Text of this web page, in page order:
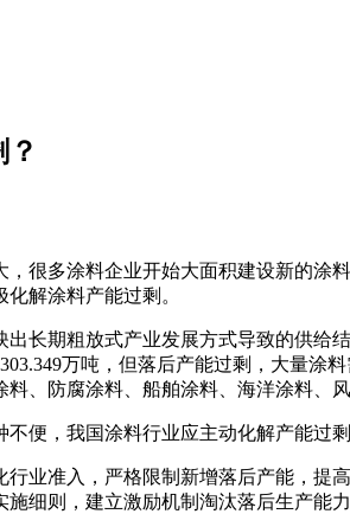
很多涂料企业开始大面积建设新的
解涂料产能过剩。
长期粗放式产业发展方式导致的供
万吨，但落后产能过剩，大量
、防腐涂料、船舶涂料、海洋涂料、
便，我国涂料行业应主动化解产能过
业准入，严格限制新增落后产能，提
细则，建立激励机制淘汰落后生产